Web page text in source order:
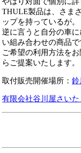
THULE製品は、さま
ップを持っているが。
逆に言うと自分の車
い組み合わせの商品で
ご希望の利用方法を
らご提案いたします。
取付販売開催場所：
有限会社谷川屋さい